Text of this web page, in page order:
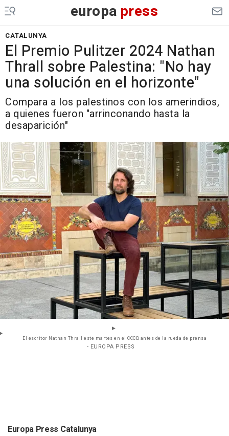
europa press
CATALUNYA
El Premio Pulitzer 2024 Nathan
Thrall sobre Palestina: "No hay
una solución en el horizonte"
Compara a los palestinos con los amerindios,
a quienes fueron "arrinconando hasta la
desaparición"
El escritor Nathan Thrall este martes en el CCCB antes de la rueda de prensa
- EUROPA PRESS
Europa Press Catalunya